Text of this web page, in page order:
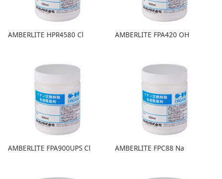
AMBERLITE HPR4580 Cl AMBERLITE FPA420 OH
AMBERLITE FPA900UPS Cl AMBERLITE FPC88 Na